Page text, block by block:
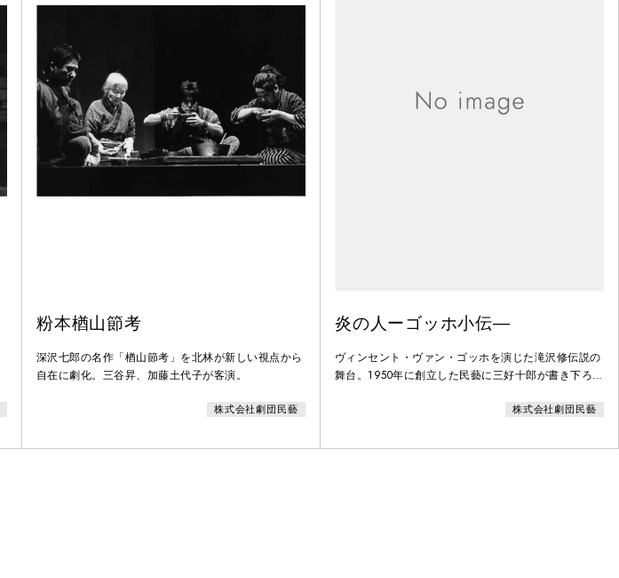
粉本楢山節考
深沢七郎の名作「楢山節考」を北林が新しい視点から
自在に劇化。三谷昇、加藤土代子が客演。
株式会社劇団民藝
炎の人ーゴッホ小伝―
ヴィンセント・ヴァン・ゴッホを演じた滝沢修伝説の
舞台。1950年に創立した民藝に三好十郎が書き下ろし
演技で絶賛をはくし、3か月で6万人を動員しました。
分を捧げる道を絵画に求めます。しかし、パリで印象
株式会社劇団民藝